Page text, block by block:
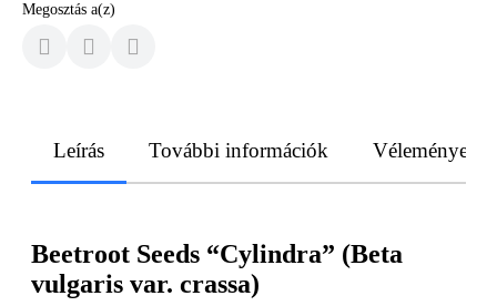
Megosztás a(z)
Leírás További információk Vélemények
Beetroot Seeds “Cylindra” (Beta
vulgaris var. crassa)